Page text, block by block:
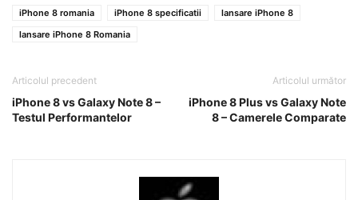
iPhone 8 romania
iPhone 8 specificatii
lansare iPhone 8
lansare iPhone 8 Romania
Articolul precedent
iPhone 8 vs Galaxy Note 8 –
Testul Performantelor
Articolul următor
iPhone 8 Plus vs Galaxy Note
8 – Camerele Comparate